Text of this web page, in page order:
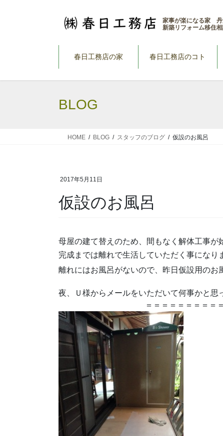
家事が楽になる家 丹
新築リフォーム移住
春日工務店の家 春日工務店のコト
BLOG
HOME BLOG スタッフのブログ 仮設のお風呂
2017年5月11日
仮設のお風呂
母屋の建て替えのため、間もなく解体工事が
完成までは離れで生活していただく事になり
離れにはお風呂がないので、昨日仮設用のお
夜、Ｕ様からメールをいただいて何事かと思
＝＝＝＝＝＝＝＝＝